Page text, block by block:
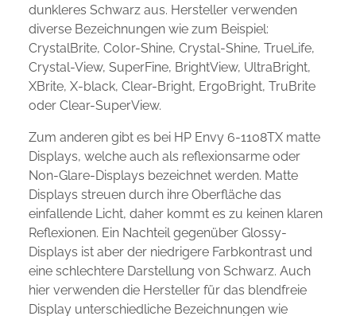
dunkleres Schwarz aus. Hersteller verwenden
diverse Bezeichnungen wie zum Beispiel:
CrystalBrite, Color-Shine, Crystal-Shine, TrueLife,
Crystal-View, SuperFine, BrightView, UltraBright,
XBrite, X-black, Clear-Bright, ErgoBright, TruBrite
oder Clear-SuperView.
Zum anderen gibt es bei HP Envy 6-1108TX matte
Displays, welche auch als reflexionsarme oder
Non-Glare-Displays bezeichnet werden. Matte
Displays streuen durch ihre Oberfläche das
einfallende Licht, daher kommt es zu keinen klaren
Reflexionen. Ein Nachteil gegenüber Glossy-
Displays ist aber der niedrigere Farbkontrast und
eine schlechtere Darstellung von Schwarz. Auch
hier verwenden die Hersteller für das blendfreie
Display unterschiedliche Bezeichnungen wie